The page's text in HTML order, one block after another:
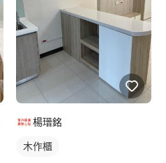
楊瑨銘
木作櫃